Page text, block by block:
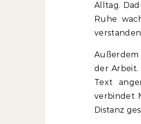
Alltag.
Ruhe
der
Text
verbindet
Distanz